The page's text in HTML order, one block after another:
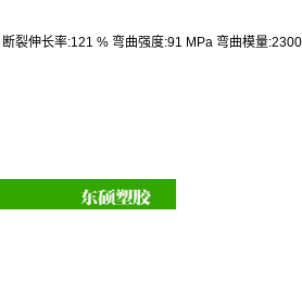
断裂伸长率:121 % 弯曲强度:91 MPa 弯曲模量